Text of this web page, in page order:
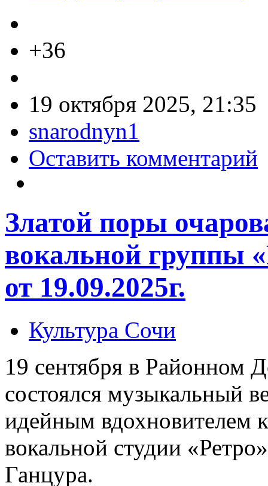
+36
19 октября 2025, 21:35
snarodnyn1
Оставить комментарий
Златой поры
вокальной группы
от 19.09.2025г.
Культура Сочи
19 сентября в Районном
состоялся музыкальный
идейным вдохновителем
вокальной студии
Ганцура.